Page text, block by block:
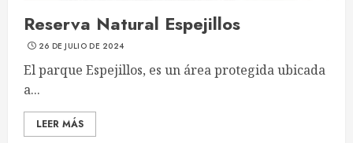
Reserva Natural Espejillos
26 DE JULIO DE 2024
El parque Espejillos, es un área protegida ubicada
a...
LEER MÁS